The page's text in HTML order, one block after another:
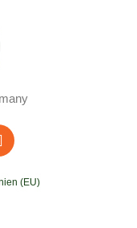
(EU)